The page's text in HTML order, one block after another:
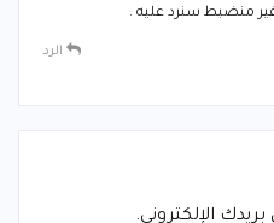
منضبط سنرد عليه .
الرد
الإلكتروني.